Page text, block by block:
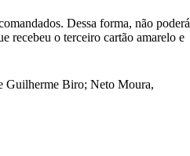
Dessa forma, não poderá
recebeu o terceiro cartão amarelo e
Guilherme Biro; Neto Moura,